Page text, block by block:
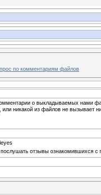
по комментариям файлов
о выкладываемых нами
никакой из файлов не вызывает
отзывы ознакомившихся